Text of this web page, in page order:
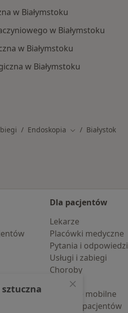
w Białymstoku
w Białymstoku
w Białymstoku
w Białymstoku
Endoskopia Zmień miasto
Białystok
Dla pacjentów
Lekarze
Placówki medyczne
Pytania i odpowiedzi
Usługi i zabiegi
Choroby
Pomoc
Aplikacje mobilne
Blog dla pacjentów